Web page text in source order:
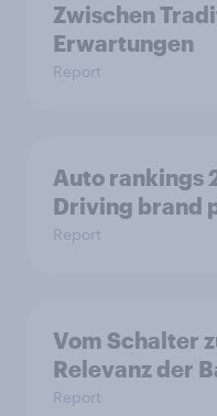
Zwischen
Erwartungen
Report
Auto rankings
Driving brand
Report
Vom Schalter
Relevanz der
Report